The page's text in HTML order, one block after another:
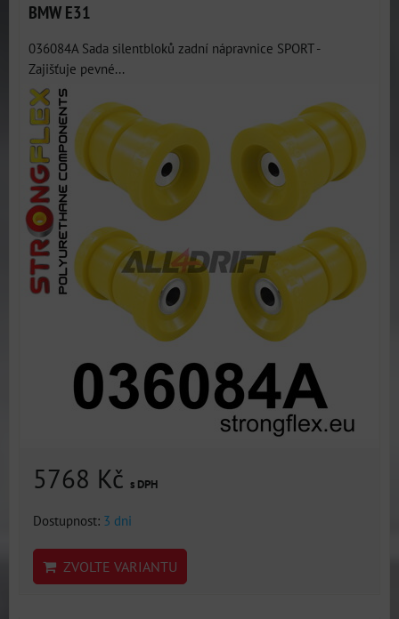
BMW E31
036084A Sada silentbloků zadní nápravnice SPORT -
Zajišťuje pevné...
5768 Kč s DPH
Dostupnost: 3 dni
ZVOLTE VARIANTU